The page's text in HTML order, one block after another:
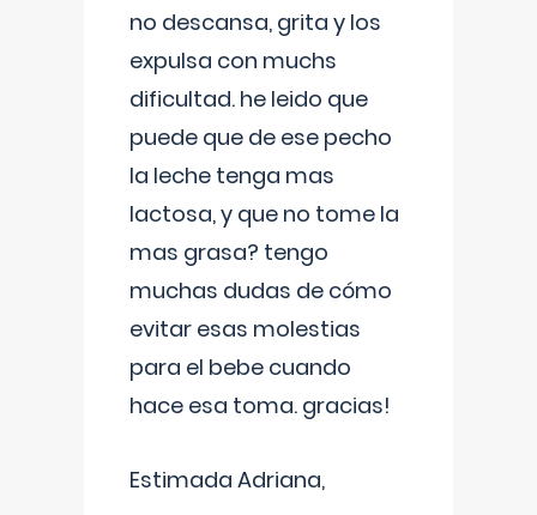
no descansa, grita y los
expulsa con muchs
dificultad. he leido que
puede que de ese pecho
la leche tenga mas
lactosa, y que no tome la
mas grasa? tengo
muchas dudas de cómo
evitar esas molestias
para el bebe cuando
hace esa toma. gracias!
Estimada Adriana,